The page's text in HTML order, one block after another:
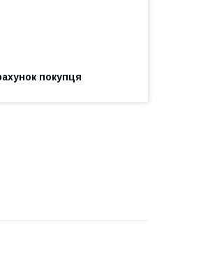
покупця